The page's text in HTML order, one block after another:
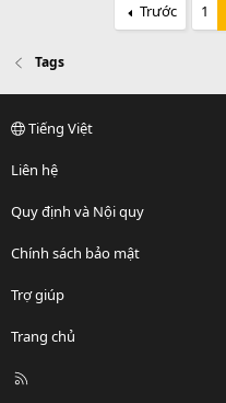
Trước 1
Tags
Tiếng Việt
Liên hệ
Quy định và Nội quy
Chính sách bảo mật
Trợ giúp
Trang chủ
R